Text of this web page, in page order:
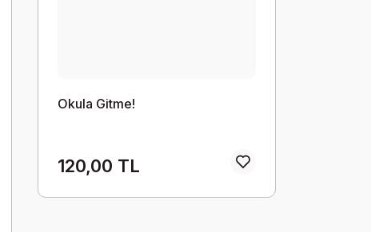
Okula Gitme!
120,00 TL